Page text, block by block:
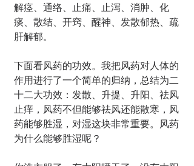
解痉、通络、止痛、止泻、消肿、化
痰、散结、开窍、醒神、发散郁热、疏
肝解郁。
下面看风药的功效。我把风药对人体的
作用进行了一个简单的归纳，总结为二
十二大功效：发散、升提、升阳、祛风
止痒，风药不但能够祛风还能散寒，风
药能够胜湿，对湿这块非常重要。风药
为什么能够胜湿呢？